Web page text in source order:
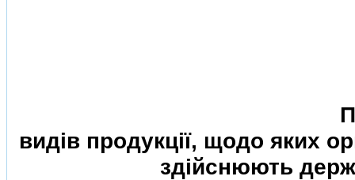
видiв продукцiї, щодо яких
здiйснюють